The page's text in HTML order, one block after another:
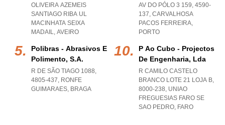
OLIVEIRA AZEMEIS
SANTIAGO RIBA UL
MACINHATA SEIXA
MADAIL, AVEIRO
Polibras - Abrasivos E
Polimento, S.a.
R DE SÃO TIAGO 1088,
4805-437, RONFE
GUIMARAES, BRAGA
AV DO PÓLO 3 159, 4590-
137, CARVALHOSA
PACOS FERREIRA,
PORTO
P Ao Cubo - Projectos
De Engenharia, Lda
R CAMILO CASTELO
BRANCO LOTE 21 LOJA B,
8000-238, UNIAO
FREGUESIAS FARO SE
SAO PEDRO, FARO